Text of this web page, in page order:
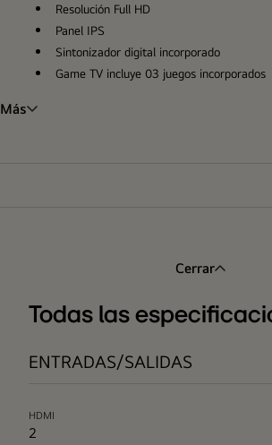
Resolución Full HD
Panel IPS
Sintonizador digital incorporado
Game TV incluye 03 juegos incorporados
Más
Cerrar
Todas las
ENTRADAS/SALIDAS
HDMI
2